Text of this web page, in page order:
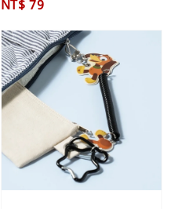
Regular
NT$ 79